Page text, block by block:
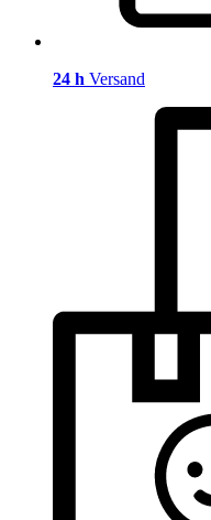
24 h Versand